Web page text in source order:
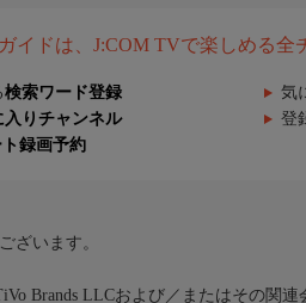
イドは、J:COM TVで楽しめる全
検索ワード登録 気
入りチャンネル 登
ト録画予約
ざいます。
Brands LLCおよび／またはその関